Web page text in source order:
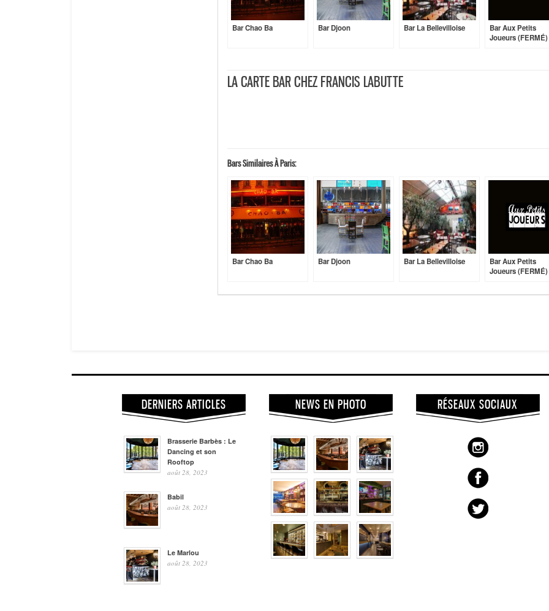
Bar Chao Ba Bar Djoon Bar La Bellevilloise
Bar Aux Petits
Joueurs (FERMÉ)
LA CARTE BAR CHEZ FRANCIS LABUTTE
Bars Similaires À Paris:
Bar Chao Ba Bar Djoon Bar La Bellevilloise
Bar Aux Petits
Joueurs (FERMÉ)
DERNIERS ARTICLES
Brasserie Barbès : Le
Dancing et son
Rooftop
août 28, 2023
Babil
août 28, 2023
Le Marlou
août 28, 2023
NEWS EN PHOTO RÉSEAUX SOCIAUX